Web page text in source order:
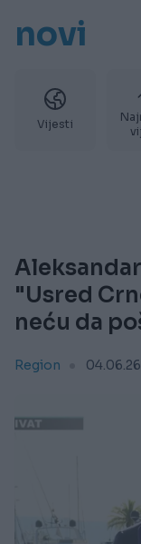
novi
Vijesti
"Usred
neću da
Region